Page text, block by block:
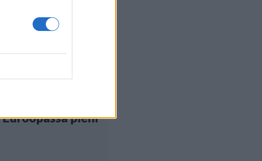
22.5.2026, 13:05
Hantaviruksen
Euroopassa pieni